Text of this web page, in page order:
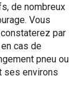
de nombreux
Vous
par
cas de
pneu ou
ses environs